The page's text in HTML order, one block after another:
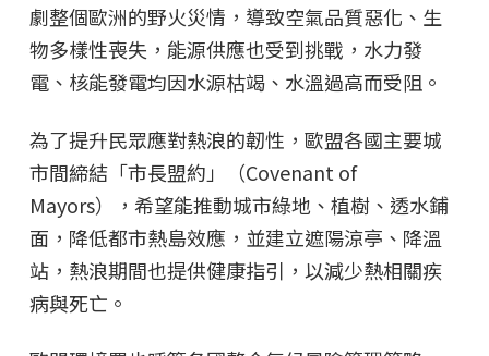
劇整個歐洲的野火災情，導致空氣品質惡化、生
物多樣性喪失，能源供應也受到挑戰，水力發
電、核能發電均因水源枯竭、水溫過高而受阻。
為了提升民眾應對熱浪的韌性，歐盟各國主要城
市間締結「市長盟約」（Covenant of
Mayors），希望能推動城市綠地、植樹、透水鋪
面，降低都市熱島效應，並建立遮陽涼亭、降溫
站，熱浪期間也提供健康指引，以減少熱相關疾
病與死亡。